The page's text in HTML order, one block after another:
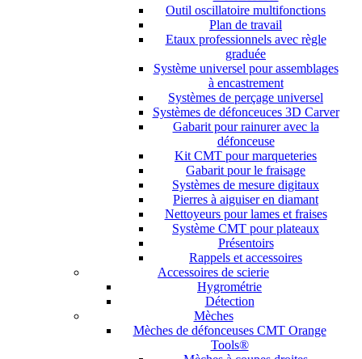
Outil oscillatoire multifonctions
Plan de travail
Etaux professionnels avec règle
graduée
Système universel pour assemblages
à encastrement
Systèmes de perçage universel
Systèmes de défonceuces 3D Carver
Gabarit pour rainurer avec la
défonceuse
Kit CMT pour marqueteries
Gabarit pour le fraisage
Systèmes de mesure digitaux
Pierres à aiguiser en diamant
Nettoyeurs pour lames et fraises
Système CMT pour plateaux
Présentoirs
Rappels et accessoires
Accessoires de scierie
Hygrométrie
Détection
Mèches
Mèches de défonceuses CMT Orange
Tools®